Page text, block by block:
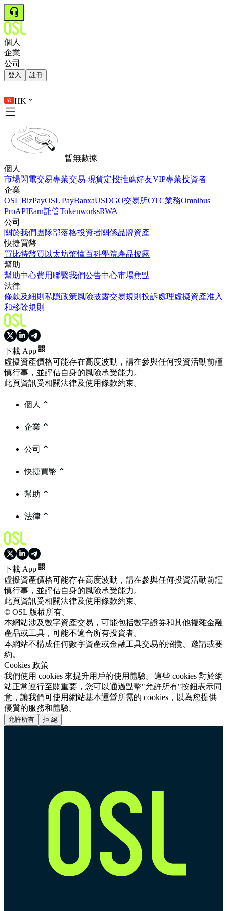
個人
企業
公司
登入 註冊
HK
暫無數據
個人
市場閃電交易專業交易-現貨定投推薦好友VIP專業投資者
企業
OSL BizPayOSL PayBanxaUSDGO交易所OTC業務Omnibus
ProAPIEarn託管TokenworksRWA
公司
關於我們 團隊部落格投資者關係品牌資產
快捷買幣
買比特幣買以太坊幣懂百科學院產品披露
幫助
幫助中心費用聯繫我們公告中心市場焦點
法律
條款及細則 私隱政策風險披露交易規則 投訴處理虛擬資產准入
和移除規則
下載 App
虛擬資產價格可能存在高度波動，請在參與任何投資活動前謹
慎行事，並評估自身的風險承受能力。
此頁資訊受相關法律及使用條款約束。
個人
企業
公司
快捷買幣
幫助
法律
下載 App
虛擬資產價格可能存在高度波動，請在參與任何投資活動前謹
慎行事，並評估自身的風險承受能力。
此頁資訊受相關法律及使用條款約束。
© OSL 版權所有。
本網站涉及數字資產交易，可能包括數字證券和其他複雜金融
產品或工具，可能不適合所有投資者。
本網站不構成任何數字資產或金融工具交易的招攬、邀請或要
約。
Cookies 政策
我們使用 cookies 來提升用戶的使用體驗。這些 cookies 對於網
站正常運行至關重要，您可以通過點擊"允許所有"按鈕表示同
意，讓我們可使用網站基本運營所需的 cookies，以為您提供
優質的服務和體驗。
允許所有 拒 絕